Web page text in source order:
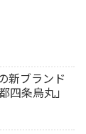
新ブランド
四条烏丸」